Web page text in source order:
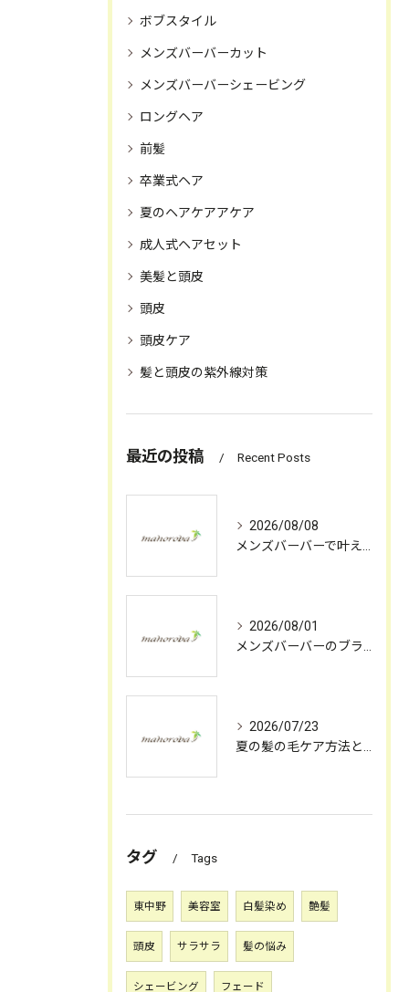
ボブスタイル
メンズバーバーカット
メンズバーバーシェービング
ロングヘア
前髪
卒業式ヘア
夏のヘアケアアケア
成人式ヘアセット
美髪と頭皮
頭皮
頭皮ケア
髪と頭皮の紫外線対策
最近の投稿 Recent Posts
2026/08/08
2026/08/01
2026/07/23
タグ Tags
東中野 美容室 白髪染め 艶髪
頭皮 サラサラ 髪の悩み
シェービング フェード